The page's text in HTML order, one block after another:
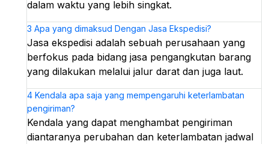
dalam waktu yang lebih singkat.
3 Apa yang dimaksud Dengan Jasa Ekspedisi?
Jasa ekspedisi adalah sebuah perusahaan yang
berfokus pada bidang jasa pengangkutan barang
yang dilakukan melalui jalur darat dan juga laut.
4 Kendala apa saja yang mempengaruhi keterlambatan
pengiriman?
Kendala yang dapat menghambat pengiriman
diantaranya perubahan dan keterlambatan jadwal